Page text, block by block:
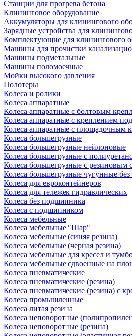
Станции для прогрева бетона
Клининговое оборудование
Аккумуляторы для клинингового
Зарядные устройства для
Комплектующие для клинингового
Машины для прочистки
Машины подметальные
Машины поломоечные
Мойки высокого давления
Полотеры
Колеса и ролики
Колеса аппаратные
Колеса аппаратные с болтовым
Колеса аппаратные с креплением
Колеса аппаратные с площадочным
Колеса большегрузные
Колеса большегрузные нейлоновые
Колеса большегрузные с
Колеса большегрузные с резиновым
Колеса большегрузные чугунные
Колеса для евроконтейнеров
Колеса для тележек гидравлических
Колеса без подшипника
Колеса с подшипником
Колеса мебельные
Колеса мебельные "Шар"
Колеса мебельные (синяя резина)
Колеса мебельные (черная резина)
Колеса мебельные для кресел и
Колеса мебельные сдвоенные на
Колеса пневматические
Колеса пневматические (резина)
Колеса пневматические (резина) с
Колеса промышленные
Колеса литая резина
Колеса неповоротные
Колеса неповоротные (резина)